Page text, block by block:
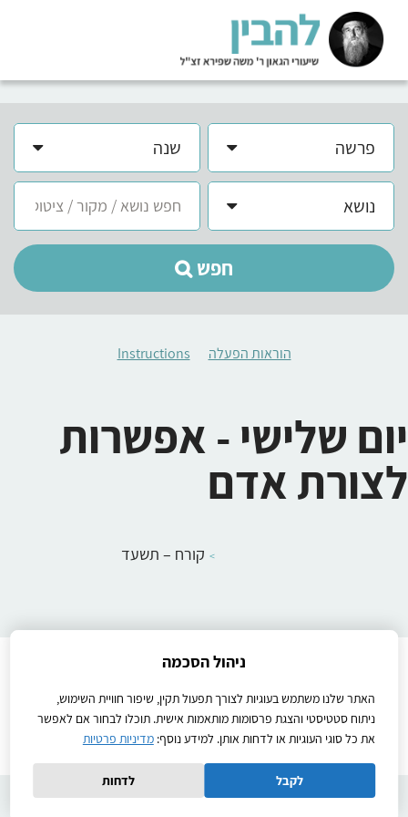
פרשה שנה
נושא
חפש
הוראות הפעלה Instructions
יום שלישי - אפשרות
לצורת אדם
קורח – תשעד
הוראות הפעלה
Ⓒ2026כל הזכויות שמורות
Created by
ניהול הסכמה
האתר שלנו משתמש בעוגיות לצורך תפעול תקין, שיפור חוויית השימוש,
ניתוח סטטיסטי והצגת פרסומות מותאמות אישית. תוכלו לבחור אם לאפשר
את כל סוגי העוגיות או לדחות אותן. למידע נוסף:מדיניות פרטיות
לקבל לדחות